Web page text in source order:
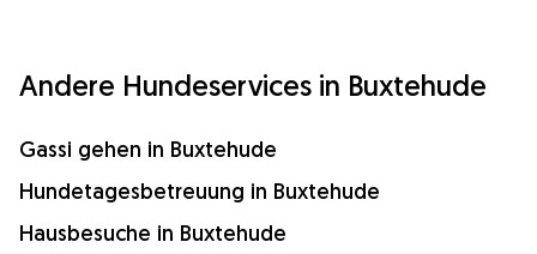
Andere Hundeservices in Buxtehude
Gassi gehen in Buxtehude
Hundetagesbetreuung in Buxtehude
Hausbesuche in Buxtehude